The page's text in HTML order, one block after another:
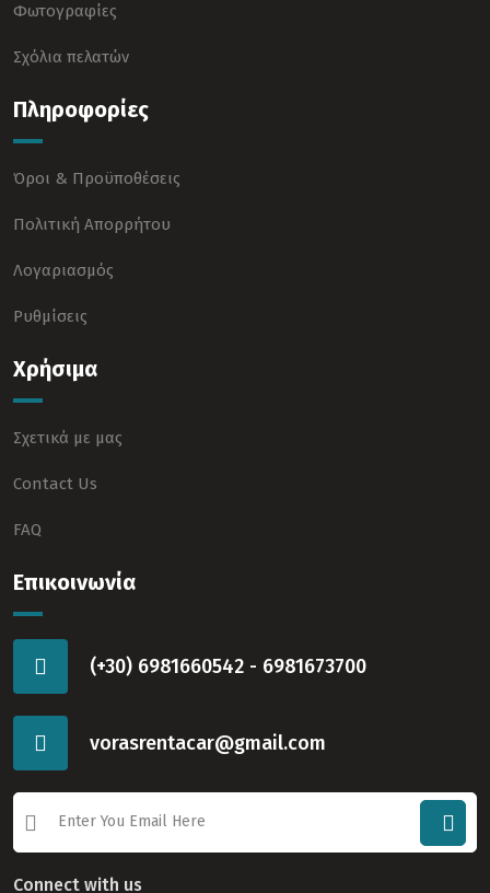
Φωτογραφίες
Σχόλια πελατών
Πληροφορίες
Όροι & Προϋποθέσεις
Πολιτική Απορρήτου
Λογαριασμός
Ρυθμίσεις
Χρήσιμα
Σχετικά με μας
Contact Us
FAQ
Επικοινωνία
(+30) 6981660542 - 6981673700
vorasrentacar@gmail.com
Connect with us